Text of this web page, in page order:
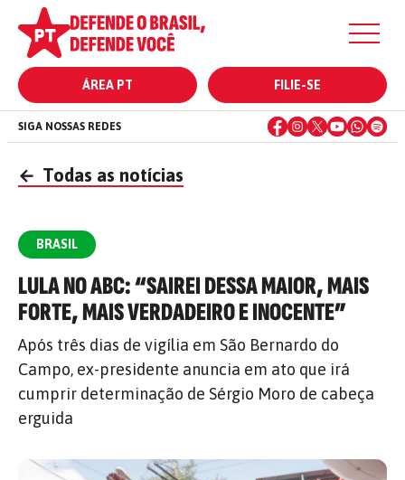
ÁREA PT FILIE-SE
SIGA NOSSAS REDES
← Todas as notícias
BRASIL
LULA NO ABC: “SAIREI DESSA MAIOR, MAIS
FORTE, MAIS VERDADEIRO E INOCENTE”
Após três dias de vigília em São Bernardo do
Campo, ex-presidente anuncia em ato que irá
cumprir determinação de Sérgio Moro de cabeça
erguida